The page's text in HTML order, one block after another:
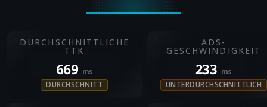
DURCHSCHNITTLICHE
TTK
669 ms
DURCHSCHNITT
ADS-
GESCHWINDIGKEIT
233 ms
UNTERDURCHSCHNITTLICH